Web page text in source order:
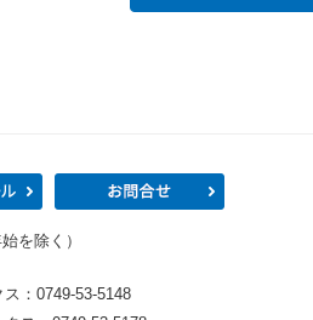
市のプロフィール
を除く）
：0749-53-5148